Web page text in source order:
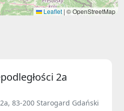
Leaflet | © OpenStreetMap
2a
83-200 Starogard Gdański